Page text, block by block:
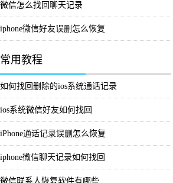
微信怎么找回聊天记录
iphone微信好友误删怎么恢复
常用教程
如何找回删除的ios系统通话记录
ios系统微信好友如何找回
iPhone通话记录误删怎么恢复
iphone微信聊天记录如何找回
微信联系人恢复软件有哪些